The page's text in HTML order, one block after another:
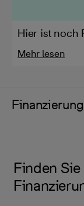
Hier ist noch
Mehr lesen
Finden